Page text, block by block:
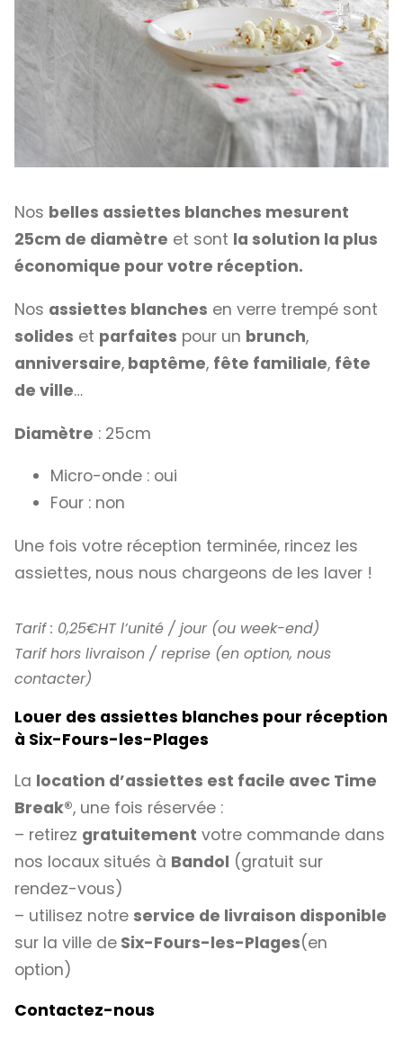
Nos belles assiettes blanches mesurent
25cm de diamètre et sont la solution la plus
économique pour votre réception.
Nos assiettes blanches en verre trempé sont
solides et parfaites pour un brunch,
anniversaire, baptême, fête familiale, fête
de ville…
Diamètre : 25cm
Micro-onde : oui
Four : non
Une fois votre réception terminée, rincez les
assiettes, nous nous chargeons de les laver !
Tarif : 0,25€HT l’unité / jour (ou week-end)
Tarif hors livraison / reprise (en option, nous
contacter)
Louer des assiettes blanches pour réception
à Six-Fours-les-Plages
La location d’assiettes est facile avec Time
Break®, une fois réservée :
– retirez gratuitement votre commande dans
nos locaux situés à Bandol (gratuit sur
rendez-vous)
– utilisez notre service de livraison disponible
sur la ville de Six-Fours-les-Plages(en
option)
Contactez-nous